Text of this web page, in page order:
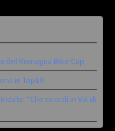
Romagna Bike Cup
in Top10
“Che ricordi in Val di